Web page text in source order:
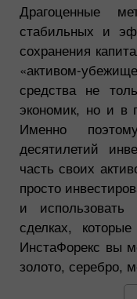
Драгоценные
стабильных и
сохранения
«активом-
средства не
экономик, но и в
Именно
десятилетий
часть своих
просто
и
сделках,
ИнстаФорекс вы
золото, серебро,